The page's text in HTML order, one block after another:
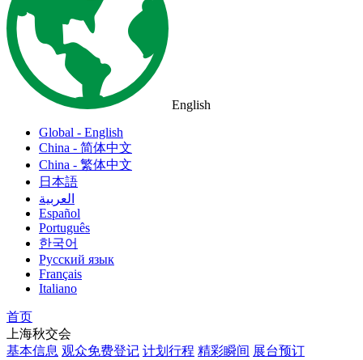
English
Global - English
China - 简体中文
China - 繁体中文
日本語
العربية
Español
Português
한국어
Русский язык
Français
Italiano
首页
上海秋交会
基本信息 观众免费登记 计划行程 精彩瞬间 展台预订